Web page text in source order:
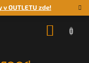
OUTLETU zde!